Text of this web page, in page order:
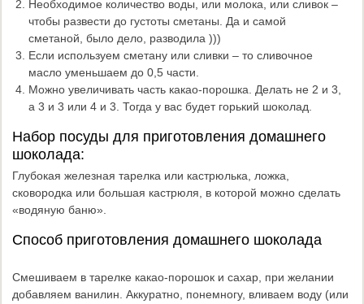
Необходимое количество воды, или молока, или сливок –
чтобы развести до густоты сметаны. Да и самой
сметаной, было дело, разводила )))
Если используем сметану или сливки – то сливочное
масло уменьшаем до 0,5 части.
Можно увеличивать часть какао-порошка. Делать не 2 и 3,
а 3 и 3 или 4 и 3. Тогда у вас будет горький шоколад.
Набор посуды для приготовления домашнего
шоколада:
Глубокая железная тарелка или кастрюлька, ложка,
сковородка или большая кастрюля, в которой можно сделать
«водяную баню».
Способ приготовления домашнего шоколада
Смешиваем в тарелке какао-порошок и сахар, при желании
добавляем ванилин. Аккуратно, понемногу, вливаем воду (или